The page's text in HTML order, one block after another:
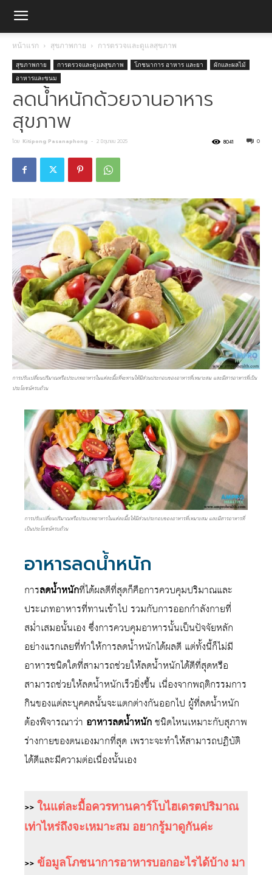
หน้าแรก สุขภาพกาย การตรวจและดูแลสุขภาพ
สุขภาพกาย การตรวจและดูแลสุขภาพ โภชนาการ อาหาร และยา
ผักและผลไม้
อาหารและขนม
ลดน้ำหนักด้วยจานอาหาร
สุขภาพ
โดย Kitipong Pasanaphong - 2 มิถุนายน 2025 0
8041
การปรับเปลี่ยนปริมาณหรือประเภทอาหารในแต่ละมื้อที่จะทานให้มีส่วนประกอบของอาหารที่เหมาะสม และมีสารอาหารที่เป็น
ประโยชน์ครบถ้วน
การปรับเปลี่ยนปริมาณหรือประเภทอาหารในแต่ละมื้อให้มีส่วนประกอบของอาหารที่เหมาะสม และมีสารอาหารที่
เป็นประโยชน์ครบถ้วน
อาหารลดน้ำหนัก
การลดน้ำหนักที่ได้ผลดีที่สุดก็คือการควบคุมปริมาณและ
ประเภทอาหารที่ทานเข้าไป รวมกับการออกกำลังกายที่
สม่ำเสมอนั้นเอง ซึ่งการควบคุมอาหารนั้นเป็นปัจจัยหลัก
อย่างแรกเลยที่ทำให้การลดน้ำหนักได้ผลดี แต่ทั้งนี้ก็ไม่มี
อาหารชนิดใดที่สามารถช่วยให้ลดน้ำหนักได้ดีที่สุดหรือ
สามารถช่วยให้ลดน้ำหนักเร็วยิ่งขึ้น เนื่องจากพฤติกรรมการ
กินของแต่ละบุคคลนั้นจะแตกต่างกันออกไป ผู้ที่ลดน้ำหนัก
ต้องพิจารณาว่า อาหารลดน้ำหนักชนิดไหนเหมาะกับสุภาพ
ร่างกายของตนเองมากที่สุด เพราะจะทำให้สามารถปฏิบัติ
ได้ดีและมีความต่อเนื่องนั้นเอง
>> ในแต่ละมื้อควรทานคาร์โบไฮเดรตปริมาณ
เท่าไหร่ถึงจะเหมาะสม อยากรู้มาดูกันค่ะ
>> ข้อมูลโภชนาการอาหารบอกอะไรได้บ้าง มา